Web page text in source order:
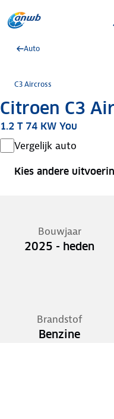
Auto
C3 Aircross
Citroen C3
1.2 T 74 KW You
Vergelijk auto
Kies andere
Bouwjaar
2025 - heden
Brandstof
Benzine